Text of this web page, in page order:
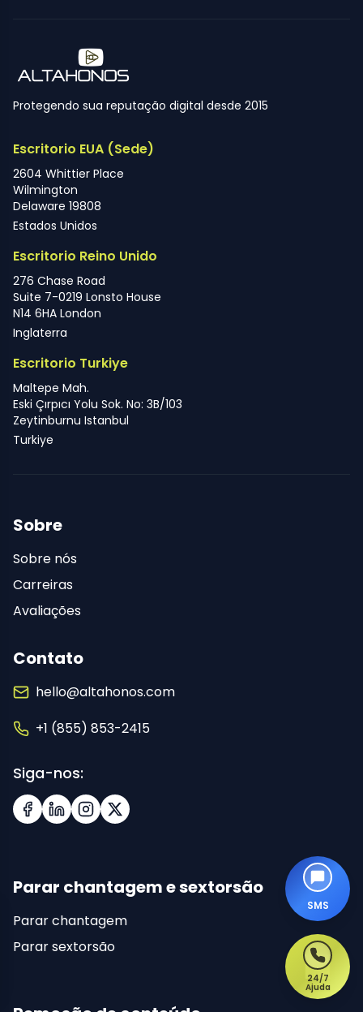
Protegendo sua reputação digital desde 2015
Escritorio EUA (Sede)
2604 Whittier Place
Wilmington
Delaware 19808
Estados Unidos
Escritorio Reino Unido
276 Chase Road
Suite 7-0219 Lonsto House
N14 6HA London
Inglaterra
Escritorio Turkiye
Maltepe Mah.
Eski Çırpıcı Yolu Sok. No: 3B/103
Zeytinburnu Istanbul
Turkiye
Sobre
Sobre nós
Carreiras
Avaliações
Contato
hello@altahonos.com
+1 (855) 853-2415
Siga-nos:
Facebook
LinkedInInstagramX (Twitter)
Parar chantagem e sextorsão
Parar chantagem
Parar sextorsão
24/7
Ajuda
SMS